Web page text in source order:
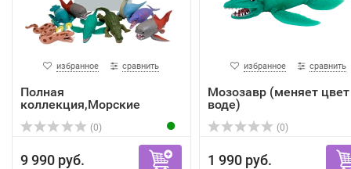
избранное сравнить
Полная
коллекция,Морские
(0)
9 990 руб.
избранное сравнить
Мозозавр (меняет цвет
воде)
(0)
1 990 руб.